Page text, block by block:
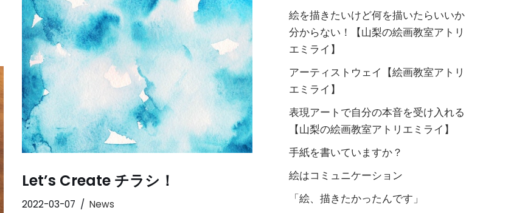
Let’s Create チラシ！
2022-03-07 News
絵を描きたいけど何を描いたらいいか
分からない！【山梨の絵画教室アトリ
エミライ】
アーティストウェイ【絵画教室アトリ
エミライ】
表現アートで自分の本音を受け入れる
【山梨の絵画教室アトリエミライ】
手紙を書いていますか？
絵はコミュニケーション
「絵、描きたかったんです」